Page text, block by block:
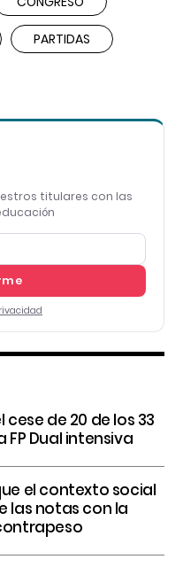
PARTIDAS
titulares con las
de 20 de los 33
Dual intensiva
el contexto social
las notas con la